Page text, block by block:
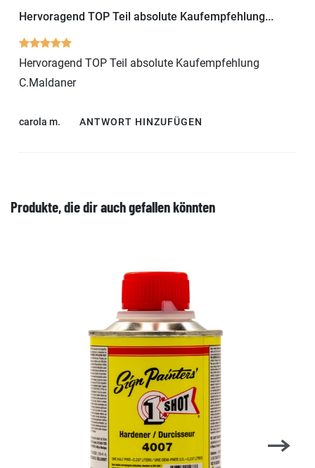
Hervoragend TOP Teil absolute Kaufempfehlung...
Hervoragend TOP Teil absolute Kaufempfehlung
C.Maldaner
carola m. ANTWORT HINZUFÜGEN
Produkte, die dir auch gefallen könnten